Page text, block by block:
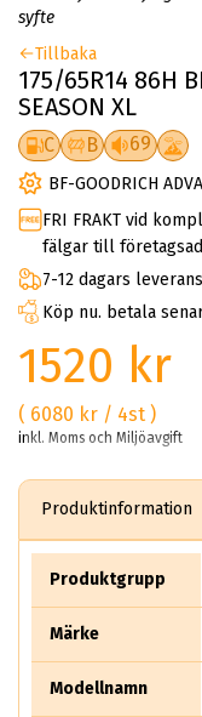
syfte
Tillbaka
175/65R14 86H
SEASON XL
C B 69
BF-GOODRICH
FRI FRAKT vid
fälgar till
7-12 dagars
Köp nu. betala
1520 kr
( 6080 kr / 4st )
inkl. Moms och Miljöavgift
Produktinformation
Produktgrupp
Märke
Modellnamn